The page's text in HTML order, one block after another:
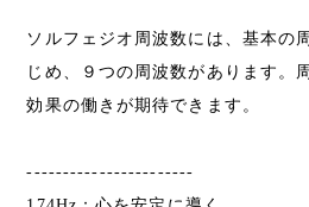
ソルフェジオ周波数には、基本の
じめ、９つの周波数があります。
効果の働きが期待できます。
-----------------------